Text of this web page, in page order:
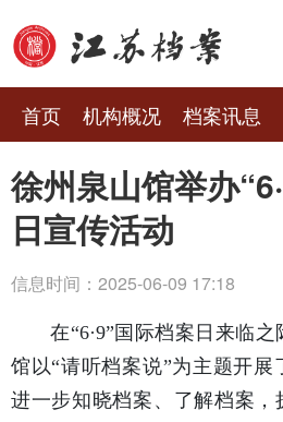
首页 机构概况 档案讯息
徐州泉山馆举办
日宣传活动
信息时间：2025-06-09 17:18
在“6·9”国际档案日来临
馆以“请听档案说”为主题开展
进一步知晓档案、了解档案，